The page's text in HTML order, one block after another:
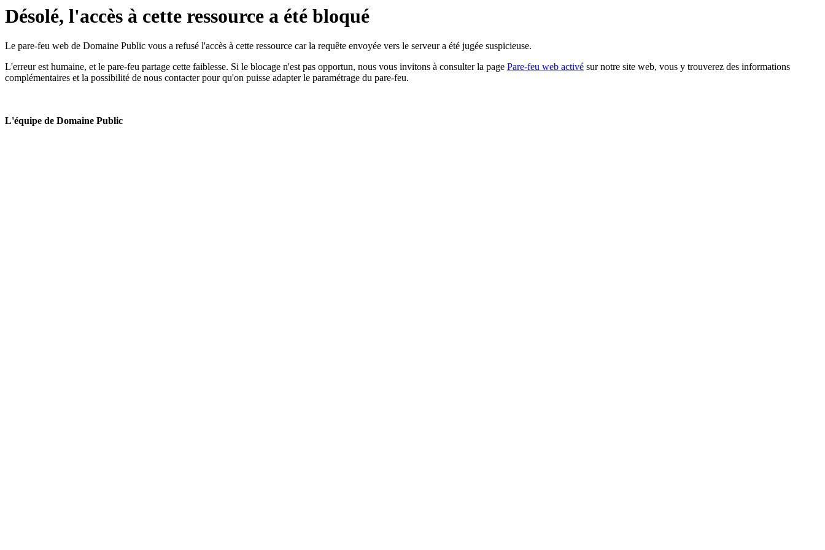
Désolé, l'accès à cette ressource a été bloqué
Le pare-feu web de Domaine Public vous a refusé l'accès à cette ressource car la requête envoyée vers le serveur a été jugée suspicieuse.
L'erreur est humaine, et le pare-feu partage cette faiblesse. Si le blocage n'est pas opportun, nous vous invitons à consulter la page Pare-feu web activé sur notre site web, vous y trouverez des informations
complémentaires et la possibilité de nous contacter pour qu'on puisse adapter le paramétrage du pare-feu.
L'équipe de Domaine Public